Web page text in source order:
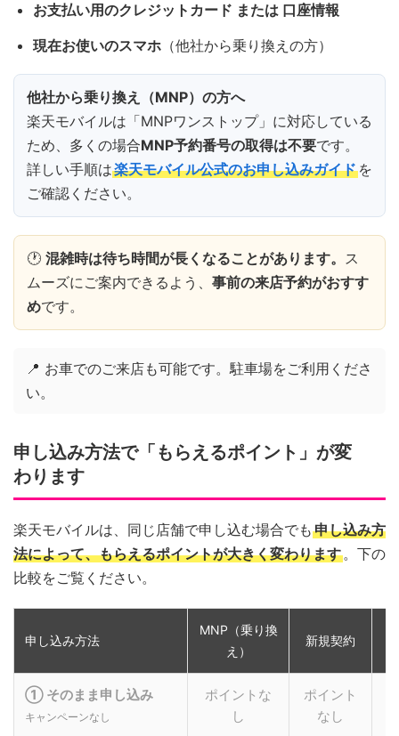
お支払い用のクレジットカード または 口座情報
現在お使いのスマホ （他社から乗り換えの方）
他社から乗り換え（MNP）の方へ
楽天モバイルは「MNPワンストップ」に対応している
ため、多くの場合MNP予約番号の取得は不要です。
詳しい手順は楽天モバイル公式のお申し込みガイド を
ご確認ください。
🕐 混雑時は待ち時間が長くなることがあります。 ス
ムーズにご案内できるよう、 事前の来店予約がおすす
めです。
📍 お車でのご来店も可能です。駐車場をご利用くださ
い。
申し込み方法で「もらえるポイント」が変
わります
楽天モバイルは、同じ店舗で申し込む場合でも 申し込み方
法によって、もらえるポイントが大きく変わります。下の
比較をご覧ください。
申し込み方法
MNP（乗り換
え）
新規契約
① そのまま申し込み
キャンペーンなし
ポイントな
し
ポイント
なし